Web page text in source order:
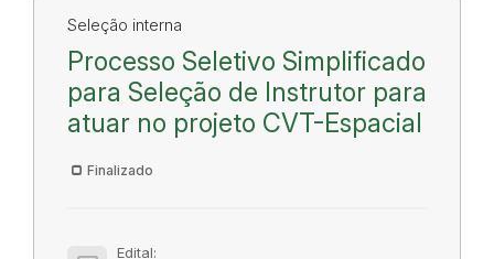
Seleção interna
Processo Seletivo Simplificado
para Seleção de Instrutor para
atuar no projeto CVT-Espacial
Finalizado
Edital: